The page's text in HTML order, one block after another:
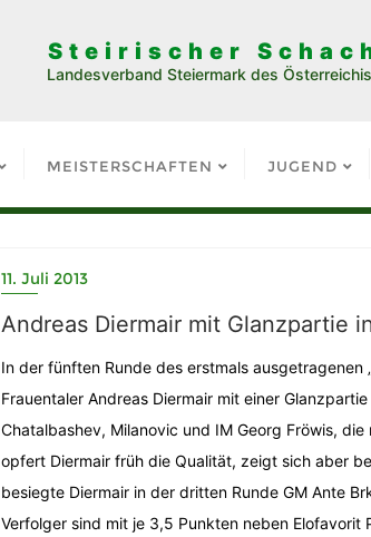
Steirischer
Landesverband Steiermark des
MEISTERSCHAFTEN JUGEND
11. Juli 2013
Andreas Diermair mit Glanzpartie
In der fünften Runde des erstmals
Frauentaler Andreas Diermair mit einer
Chatalbashev, Milanovic und IM Georg Fröwis,
opfert Diermair früh die Qualität, zeigt sich aber
besiegte Diermair in der dritten Runde GM Ante
Verfolger sind mit je 3,5 Punkten neben Elofavorit